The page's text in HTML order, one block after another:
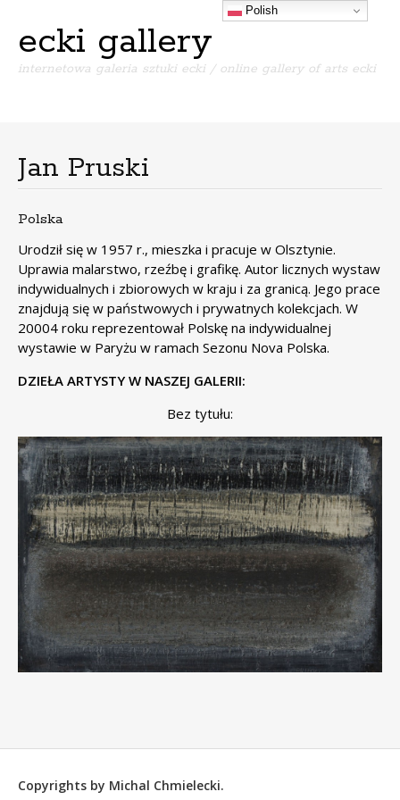
ecki gallery
internetowa galeria sztuki ecki / online gallery of arts ecki
p
t
o
c
o
n
t
e
n
t
Jan Pruski
Polska
Urodził się w 1957 r., mieszka i pracuje w Olsztynie.
Uprawia malarstwo, rzeźbę i grafikę. Autor licznych wystaw
indywidualnych i zbiorowych w kraju i za granicą. Jego prace
znajdują się w państwowych i prywatnych kolekcjach. W
20004 roku reprezentował Polskę na indywidualnej
wystawie w Paryżu w ramach Sezonu Nova Polska.
DZIEŁA ARTYSTY W NASZEJ GALERII:
Bez tytułu:
Copyrights by Michal Chmielecki.
Polish